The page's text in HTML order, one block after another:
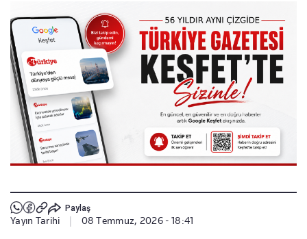
Paylaş
Yayın Tarihi 08 Temmuz, 2026 - 18:41